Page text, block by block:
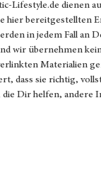
Lifestyle.de dienen
hier bereitgestellten
in jedem Fall
wir übernehmen
Materialien
dass sie richtig,
Dir helfen, andere